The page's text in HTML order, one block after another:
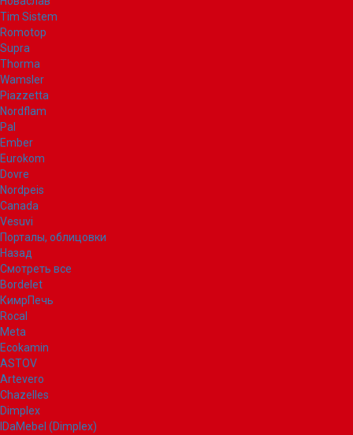
Tim Sistem
Romotop
Supra
Thorma
Wamsler
Piazzetta
Nordflam
Pal
Ember
Eurokom
Dovre
Nordpeis
Canada
Vesuvi
Порталы, облицовки
Назад
Смотреть все
Bordelet
КимрПечь
Rocal
Meta
Ecokamin
ASTOV
Artevero
Chazelles
Dimplex
IDaMebel (Dimplex)